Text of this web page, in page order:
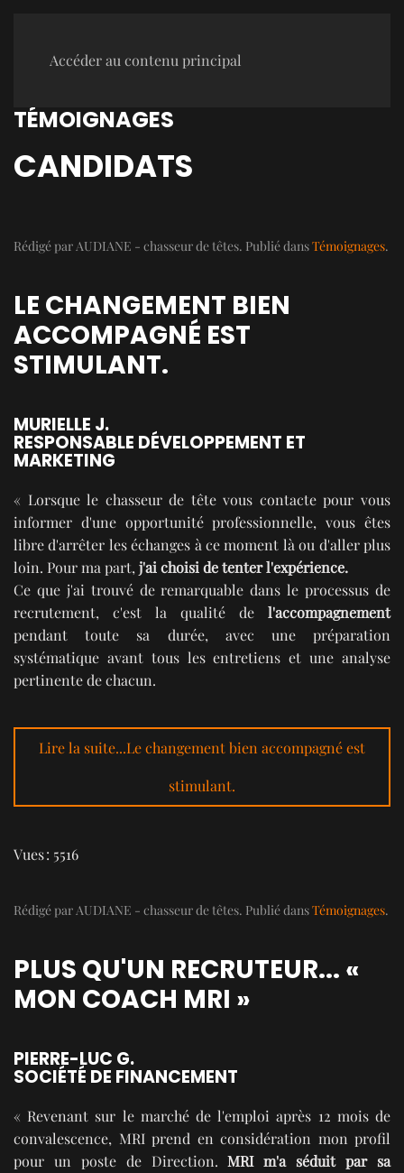
Accéder au contenu principal
TÉMOIGNAGES
CANDIDATS
Rédigé par AUDIANE - chasseur de têtes. Publié dansTémoignages.
LE CHANGEMENT BIEN
ACCOMPAGNÉ EST
STIMULANT.
MURIELLE J.
RESPONSABLE DÉVELOPPEMENT ET
MARKETING
« Lorsque le chasseur de tête vous contacte pour vous
informer d'une opportunité professionnelle, vous êtes
libre d'arrêter les échanges à ce moment là ou d'aller plus
loin. Pour ma part, j'ai choisi de tenter l'expérience.
Ce que j'ai trouvé de remarquable dans le processus de
recrutement, c'est la qualité de l'accompagnement
pendant toute sa durée, avec une préparation
systématique avant tous les entretiens et une analyse
pertinente de chacun.
Lire la suite...Le changement bien accompagné est
stimulant.
Vues : 5516
Rédigé par AUDIANE - chasseur de têtes. Publié dansTémoignages.
PLUS QU'UN RECRUTEUR... «
MON COACH MRI »
PIERRE-LUC G.
SOCIÉTÉ DE FINANCEMENT
« Revenant sur le marché de l'emploi après 12 mois de
convalescence, MRI prend en considération mon profil
pour un poste de Direction.MRI m'a séduit par sa